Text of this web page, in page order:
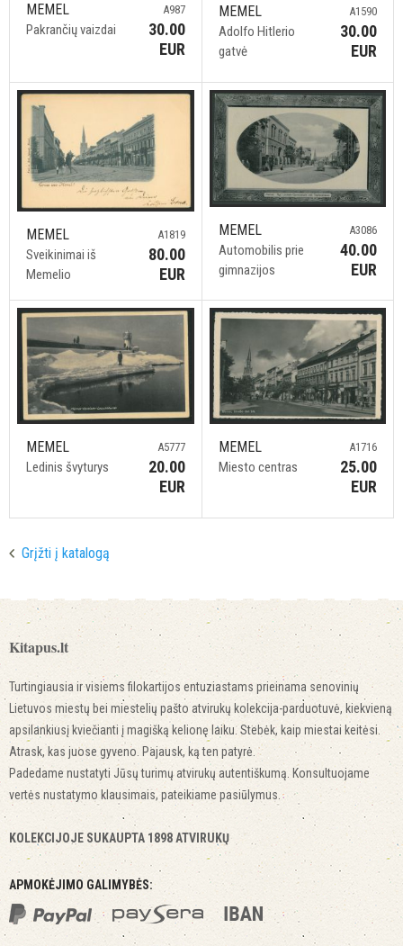
MEMEL
Pakrančių vaizdai
A987
30.00
EUR
MEMEL
Adolfo Hitlerio
gatvė
A1590
30.00
EUR
MEMEL
Sveikinimai iš
Memelio
A1819
80.00
EUR
MEMEL
Automobilis prie
gimnazijos
A3086
40.00
EUR
MEMEL
Ledinis švyturys
A5777
20.00
EUR
MEMEL
Miesto centras
A1716
25.00
EUR
Grįžti į katalogą
Kitapus.lt
Turtingiausia ir visiems filokartijos entuziastams prieinama senovinių
Lietuvos miestų bei miestelių pašto atvirukų kolekcija-parduotuvė, kiekvieną
apsilankiusį kviečianti į magišką kelionę laiku. Stebėk, kaip miestai keitėsi.
Atrask, kas juose gyveno. Pajausk, ką ten patyrė.
Padedame nustatyti Jūsų turimų atvirukų autentiškumą. Konsultuojame
vertės nustatymo klausimais, pateikiame pasiūlymus.
KOLEKCIJOJE SUKAUPTA 1898 ATVIRUKŲ
APMOKĖJIMO GALIMYBĖS: